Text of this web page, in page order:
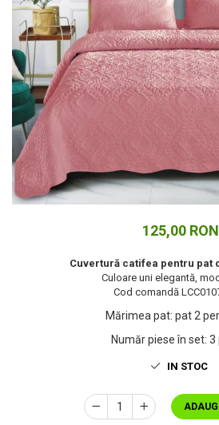
Cuverturi bumbac
Cuverturi catifea
Huse de protecție
Huse de protectie pat finet
Huse de protecție scaun
Prosoape
Prosoape de baie
Electrocasnice
Cântare electronice
Produse de cult religios
125,00 RON
Cuvertură catifea pentru pat
Culoare uni elegantă,
Cod comandă
Mărimea pat: pat 2
Număr piese în set: 3
IN STOC